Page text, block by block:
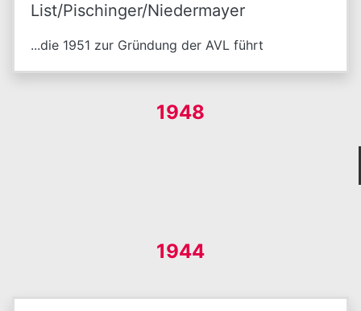
List/Pischinger/Niedermayer
...die 1951 zur Gründung der AVL führt
1948
1944